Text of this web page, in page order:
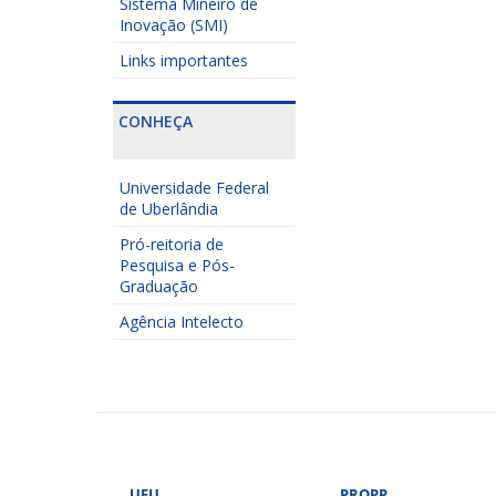
Inovação (SMI)
Links importantes
CONHEÇA
Universidade Federal
de Uberlândia
Pró-reitoria de
Pesquisa e Pós-
Graduação
Agência Intelecto